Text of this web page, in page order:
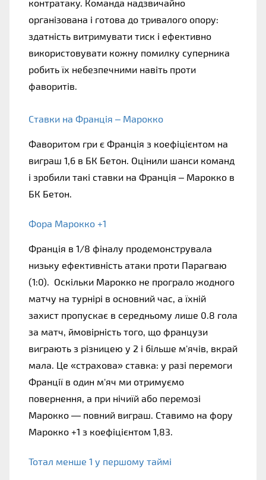
контратаку. Команда надзвичайно
організована і готова до тривалого опору:
здатність витримувати тиск і ефективно
використовувати кожну помилку суперника
робить їх небезпечними навіть проти
фаворитів.
Ставки на Франція – Марокко
Фаворитом гри є Франція з коефіцієнтом на
виграш 1,6 в БК Бетон. Оцінили шанси команд
і зробили такі ставки на Франція – Марокко в
БК Бетон.
Фора Марокко +1
Франція в 1/8 фіналу продемонструвала
низьку ефективність атаки проти Парагваю
(1:0).  Оскільки Марокко не програло жодного
матчу на турнірі в основний час, а їхній
захист пропускає в середньому лише 0.8 гола
за матч, ймовірність того, що французи
виграють з різницею у 2 і більше м'ячів, вкрай
мала. Це «страхова» ставка: у разі перемоги
Франції в один м'яч ми отримуємо
повернення, а при нічиїй або перемозі
Марокко — повний виграш. Ставимо на фору
Марокко +1 з коефіцієнтом 1,83.
Тотал менше 1 у першому таймі